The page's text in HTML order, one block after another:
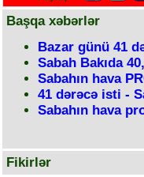
Başqa xəbərlər
Bazar günü 41
Sabah Bakıda
Sabahın hava
41 dərəcə isti -
Sabahın hava
Fikirlər